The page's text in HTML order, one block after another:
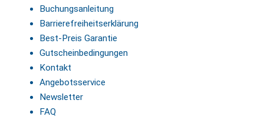
Buchungsanleitung
Barrierefreiheitserklärung
Best-Preis Garantie
Gutscheinbedingungen
Kontakt
Angebotsservice
Newsletter
FAQ